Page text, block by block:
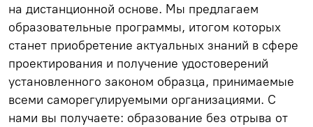
на дистанционной основе. Мы предлагаем
образовательные программы, итогом которых
станет приобретение актуальных знаний в сфере
проектирования и получение удостоверений
установленного законом образца, принимаемые
всеми саморегулируемыми организациями. С
нами вы получаете: образование без отрыва от